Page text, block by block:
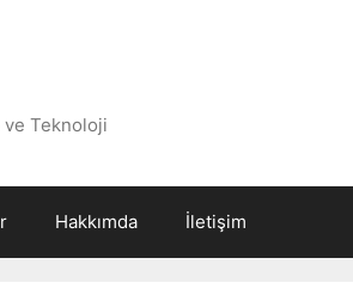
ve Teknoloji
Hakkımda İletişim